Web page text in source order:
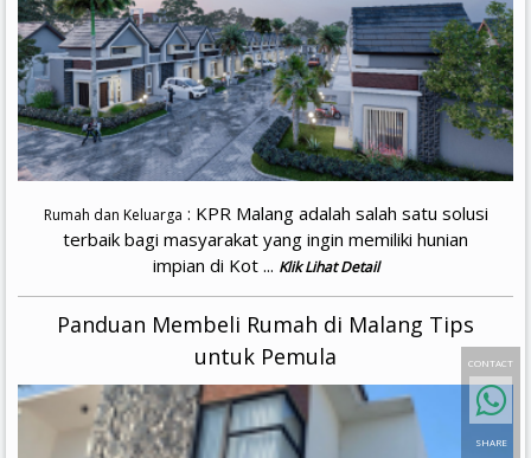
CONTACT
SHARE
Rumah dan Keluarga : KPR Malang adalah salah satu solusi
terbaik bagi masyarakat yang ingin memiliki hunian
impian di Kot ... Klik Lihat Detail
Panduan Membeli Rumah di Malang Tips
untuk Pemula